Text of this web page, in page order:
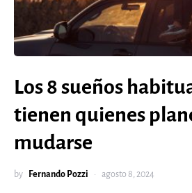
Los 8 sueños
tienen quienes
mudarse
by Fernando Pozzi agosto 8, 2024